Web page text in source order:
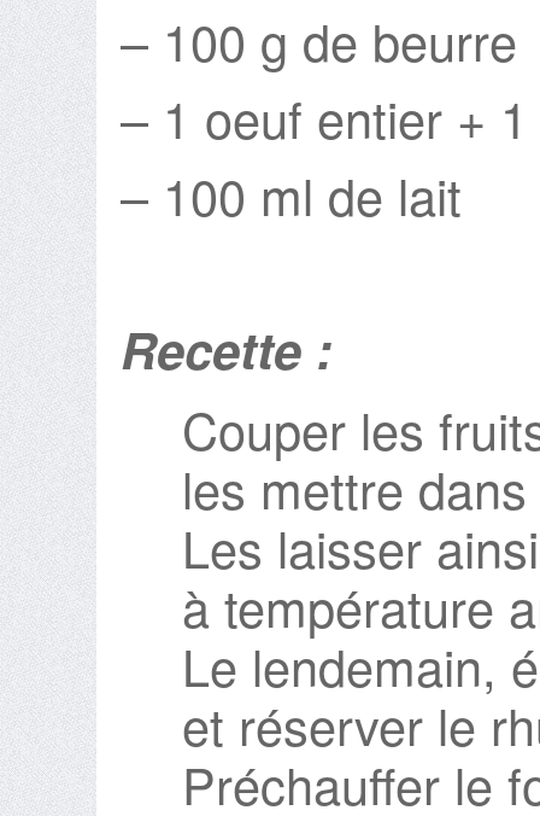
– 100 g de beurre
– 1 oeuf entier + 1
– 100 ml de lait
Recette :
Couper les
les mettre
Les laisser
à température
Le lendemain,
et réserver le
Préchauffer le